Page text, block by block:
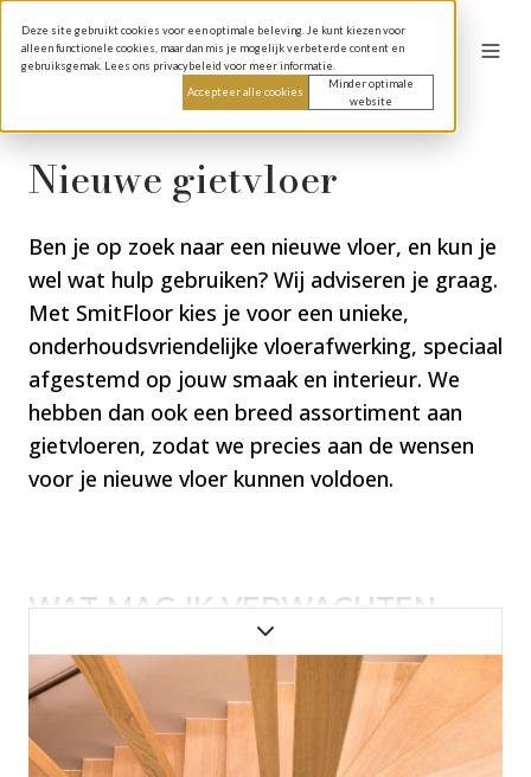
Deze site gebruikt cookies voor een optimale beleving. Je kunt kiezen voor
alleen functionele cookies, maar dan mis je mogelijk verbeterde content en
gebruiksgemak. Lees ons privacybeleid voor meer informatie.
Accepteer alle cookies
Minder optimale
website
Nieuwe gietvloer
Ben je op zoek naar een nieuwe vloer, en kun je
wel wat hulp gebruiken? Wij adviseren je graag.
Met SmitFloor kies je voor een unieke,
onderhoudsvriendelijke vloerafwerking, speciaal
afgestemd op jouw smaak en interieur. We
hebben dan ook een breed assortiment aan
gietvloeren, zodat we precies aan de wensen
voor je nieuwe vloer kunnen voldoen.
WAT MAG IK VERWACHTEN
VAN EEN NIEUWE VLOER VAN
SMITFLOOR?
Voor het creëren van een betonlook gietvloer